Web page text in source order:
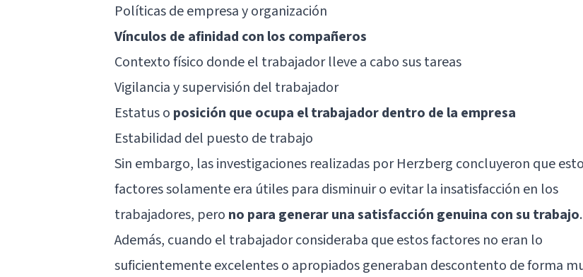
Políticas de empresa y organización
Vínculos de afinidad con los compañeros
Contexto físico donde el trabajador lleve a cabo sus tareas
Vigilancia y supervisión del trabajador
Estatus o posición que ocupa el trabajador dentro de la empresa
Estabilidad del puesto de trabajo
Sin embargo, las investigaciones realizadas por Herzberg concluyeron que
factores solamente era útiles para disminuir o evitar la insatisfacción en los
trabajadores, pero no para generar una satisfacción genuina con su trabajo.
Además, cuando el trabajador consideraba que estos factores no eran lo
suficientemente excelentes o apropiados generaban descontento de forma